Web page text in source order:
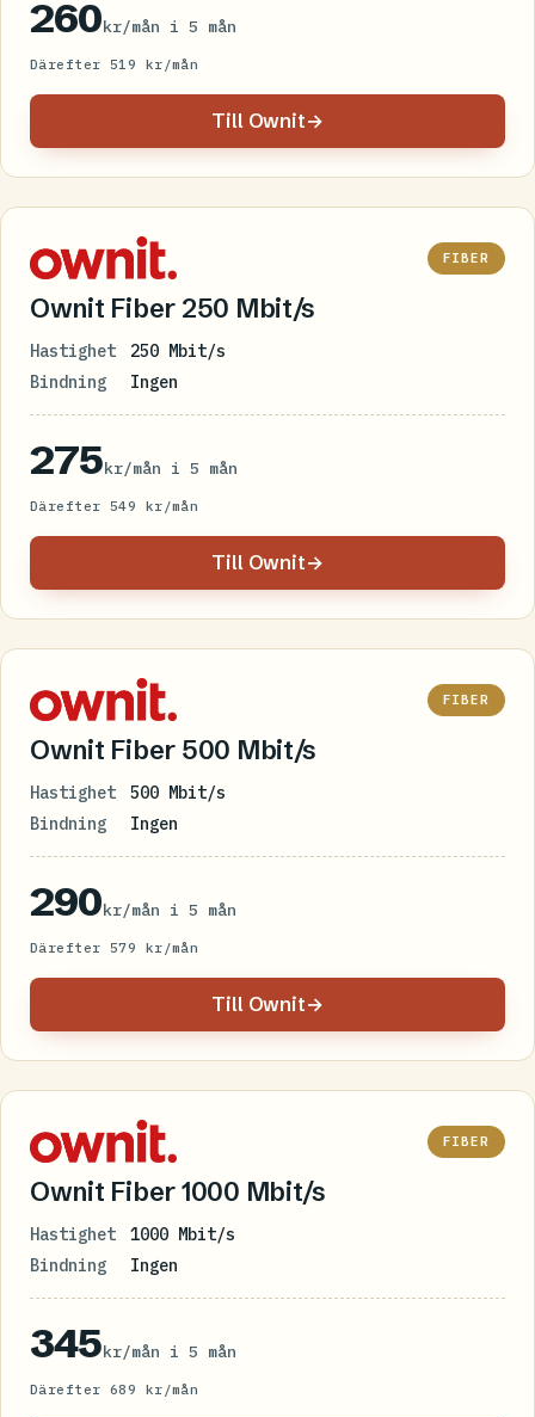
260kr/mån i 5 mån
Därefter 519 kr/mån
Till Ownit→
FIBER
Ownit Fiber 250 Mbit/s
Hastighet
250 Mbit/s
Bindning
Ingen
275kr/mån i 5 mån
Därefter 549 kr/mån
Till Ownit→
FIBER
Ownit Fiber 500 Mbit/s
Hastighet
500 Mbit/s
Bindning
Ingen
290kr/mån i 5 mån
Därefter 579 kr/mån
Till Ownit→
FIBER
Ownit Fiber 1000 Mbit/s
Hastighet
1000 Mbit/s
Bindning
Ingen
345kr/mån i 5 mån
Därefter 689 kr/mån